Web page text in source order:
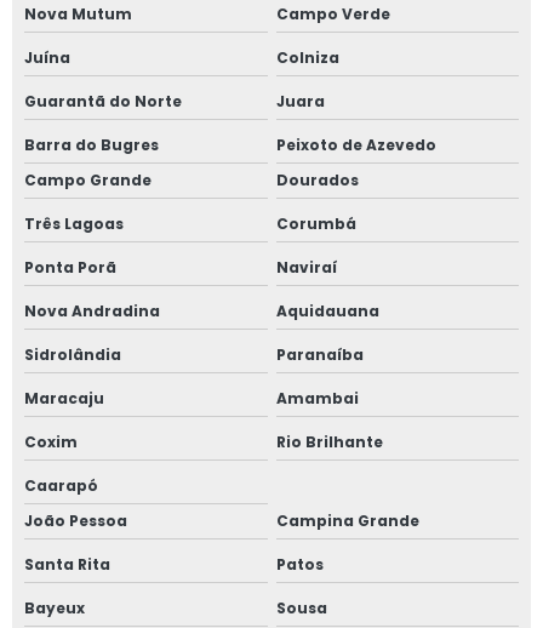
Nova Mutum Campo Verde
Juína Colniza
Guarantã do Norte Juara
Barra do Bugres
Peixoto de Azevedo
Campo Grande
Dourados
Três Lagoas Corumbá
Ponta Porã Naviraí
Nova Andradina Aquidauana
Sidrolândia Paranaíba
Maracaju Amambai
Coxim Rio Brilhante
Caarapó
João Pessoa
Campina Grande
Santa Rita Patos
Bayeux Sousa